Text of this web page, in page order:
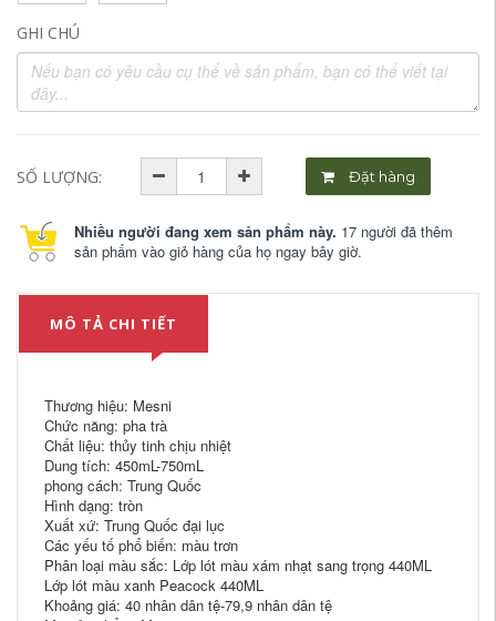
GHI CHÚ
SỐ LƯỢNG: Đặt hàng
Nhiều người đang xem sản phẩm này. 17 người đã thêm
sản phẩm vào giỏ hàng của họ ngay bây giờ.
MÔ TẢ CHI TIẾT
Thương hiệu: Mesni
Chức năng: pha trà
Chất liệu: thủy tinh chịu nhiệt
Dung tích: 450mL-750mL
phong cách: Trung Quốc
Hình dạng: tròn
Xuất xứ: Trung Quốc đại lục
Các yếu tố phổ biến: màu trơn
Phân loại màu sắc: Lớp lót màu xám nhạt sang trọng 440ML
Lớp lót màu xanh Peacock 440ML
Khoảng giá: 40 nhân dân tệ-79,9 nhân dân tệ